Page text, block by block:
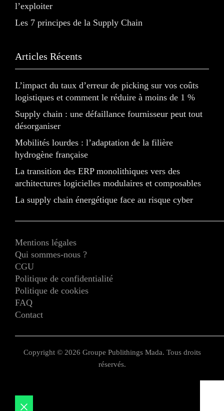
l’exploiter
Les 7 principes de la Supply Chain
Articles Récents
L’impact du taux d’erreur de picking sur vos coûts
logistiques et comment le réduire à moins de 1 %
Supply chain : une défaillance fournisseur peut tout
désorganiser
Mobilités lourdes : l’adaptation de la filière
hydrogène française
La transition des ERP monolithiques vers des
architectures logicielles modulaires et composables
La supply chain énergétique face au risque cyber
Mentions légales
Qui sommes-nous ?
CGU
Politique de confidentialité
Politique de cookies
FAQ
Contact
Copyright © 2026 Groupe Publithings Mada. Tous droits
réservés.